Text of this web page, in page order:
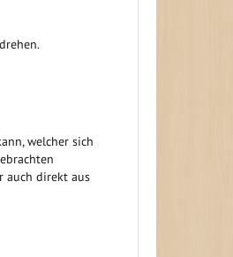
welcher sich
auch direkt aus